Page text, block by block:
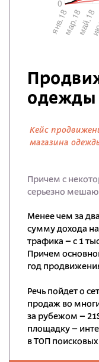
одежды
Кейс
магазина
Причем с
серьезно
Менее чем за
сумму дохода на
трафика – с 1
Причем
год
Речь пойдет о
продаж во
за рубежом –
площадку –
в ТОП поисковых